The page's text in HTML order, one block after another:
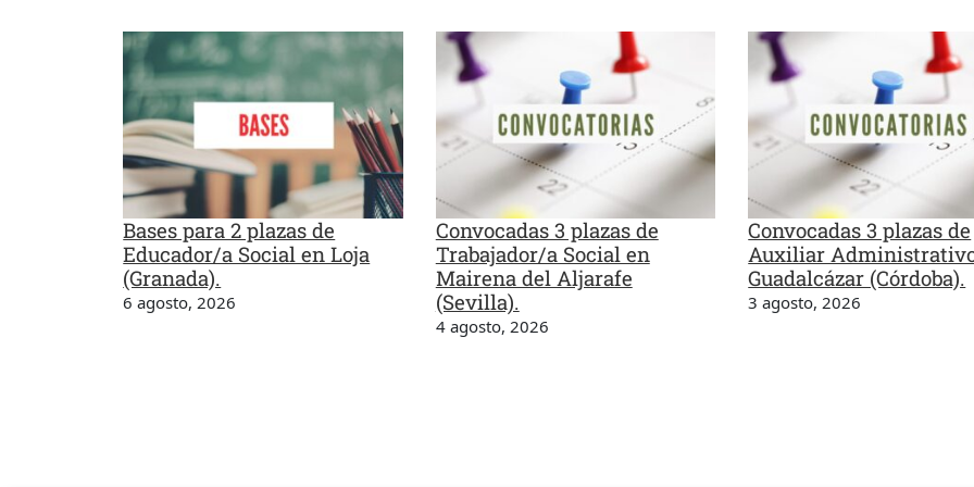
Bases para 2 plazas de
Educador/a Social en Loja
(Granada).
6 agosto, 2026
Convocadas 3 plazas de
Trabajador/a Social en
Mairena del Aljarafe
(Sevilla).
4 agosto, 2026
Convocadas 3 plazas de
Auxiliar
Guadalcázar (Córdoba).
3 agosto, 2026